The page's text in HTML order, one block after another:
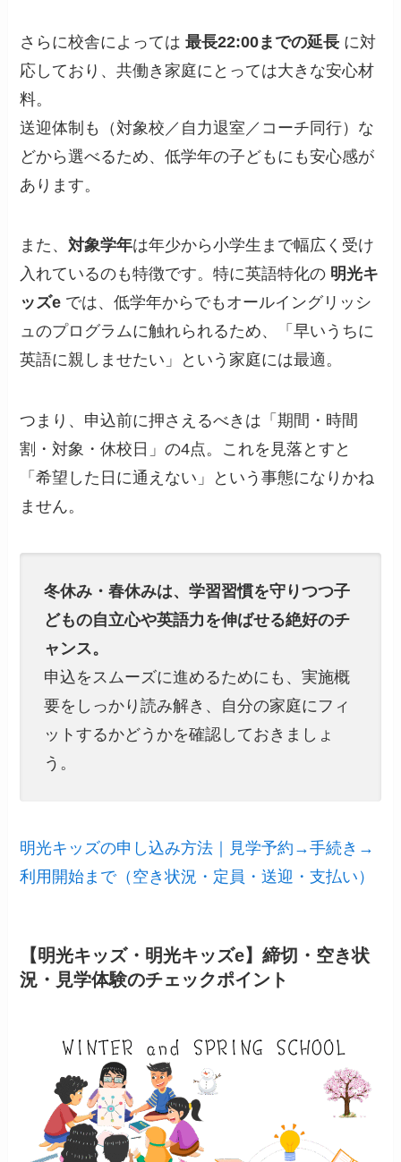
さらに校舎によっては最長22:00までの延長 に対
応しており、共働き家庭にとっては大きな安心材
料。
送迎体制も（対象校／自力退室／コーチ同行）な
どから選べるため、低学年の子どもにも安心感が
あります。
また、対象学年は年少から小学生まで幅広く受け
入れているのも特徴です。特に英語特化の 明光キ
ッズe では、低学年からでもオールイングリッシ
ュのプログラムに触れられるため、「早いうちに
英語に親しませたい」という家庭には最適。
つまり、申込前に押さえるべきは「期間・時間
割・対象・休校日」の4点。これを見落とすと
「希望した日に通えない」という事態になりかね
ません。
冬休み・春休みは、学習習慣を守りつつ子
どもの自立心や英語力を伸ばせる絶好のチ
ャンス。
申込をスムーズに進めるためにも、実施概
要をしっかり読み解き、自分の家庭にフィ
ットするかどうかを確認しておきましょ
う。
明光キッズの申し込み方法｜見学予約→手続き→
利用開始まで（空き状況・定員・送迎・支払い）
【明光キッズ・明光キッズe】締切・空き状
況・見学体験のチェックポイント